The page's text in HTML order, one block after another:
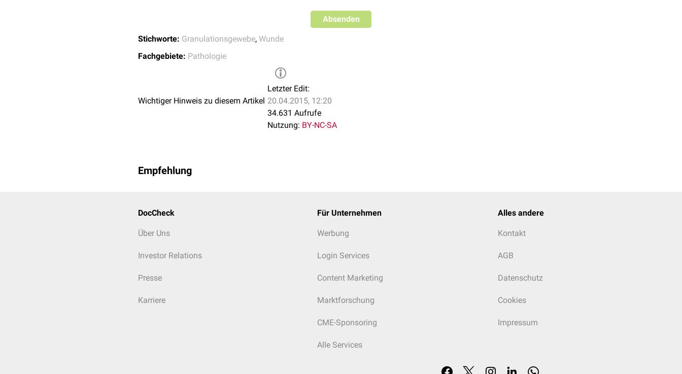
Absenden
Stichworte: Granulationsgewebe, Wunde
Fachgebiete: Pathologie
Wichtiger Hinweis zu diesem Artikel
Letzter Edit:
20.04.2015, 12:20
34.631 Aufrufe
Nutzung: BY-NC-SA
Empfehlung
DocCheck
Über Uns
Investor Relations
Presse
Karriere
Für Unternehmen
Werbung
Login Services
Content Marketing
Marktforschung
CME-Sponsoring
Alle Services
Alles andere
Kontakt
AGB
Datenschutz
Cookies
Impressum